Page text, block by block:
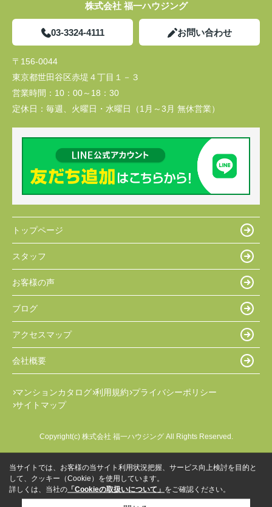
株式会社 福一ハウジング
03-3324-4111 お問い合わせ
〒156-0044
東京都世田谷区赤堤４丁目１－３
営業時間： 10：00～18：30
定休日： 毎週、火曜日・水曜日（1月～3月 無休営業）
トップページ
スタッフ
お客様の声
ブログ
アクセスマップ
会社概要
マンションカタログ 利用規約 プライバシーポリシー
サイトマップ
Copyright(c) 株式会社 福一ハウジング All Rights Reserved.
当サイトでは、お客様の当サイト利用状況把握、サービス向上検討を目的と
して、クッキー（Cookie）を使用しています。
詳しくは、当社の 「Cookieの取扱いについて」 をご確認ください。